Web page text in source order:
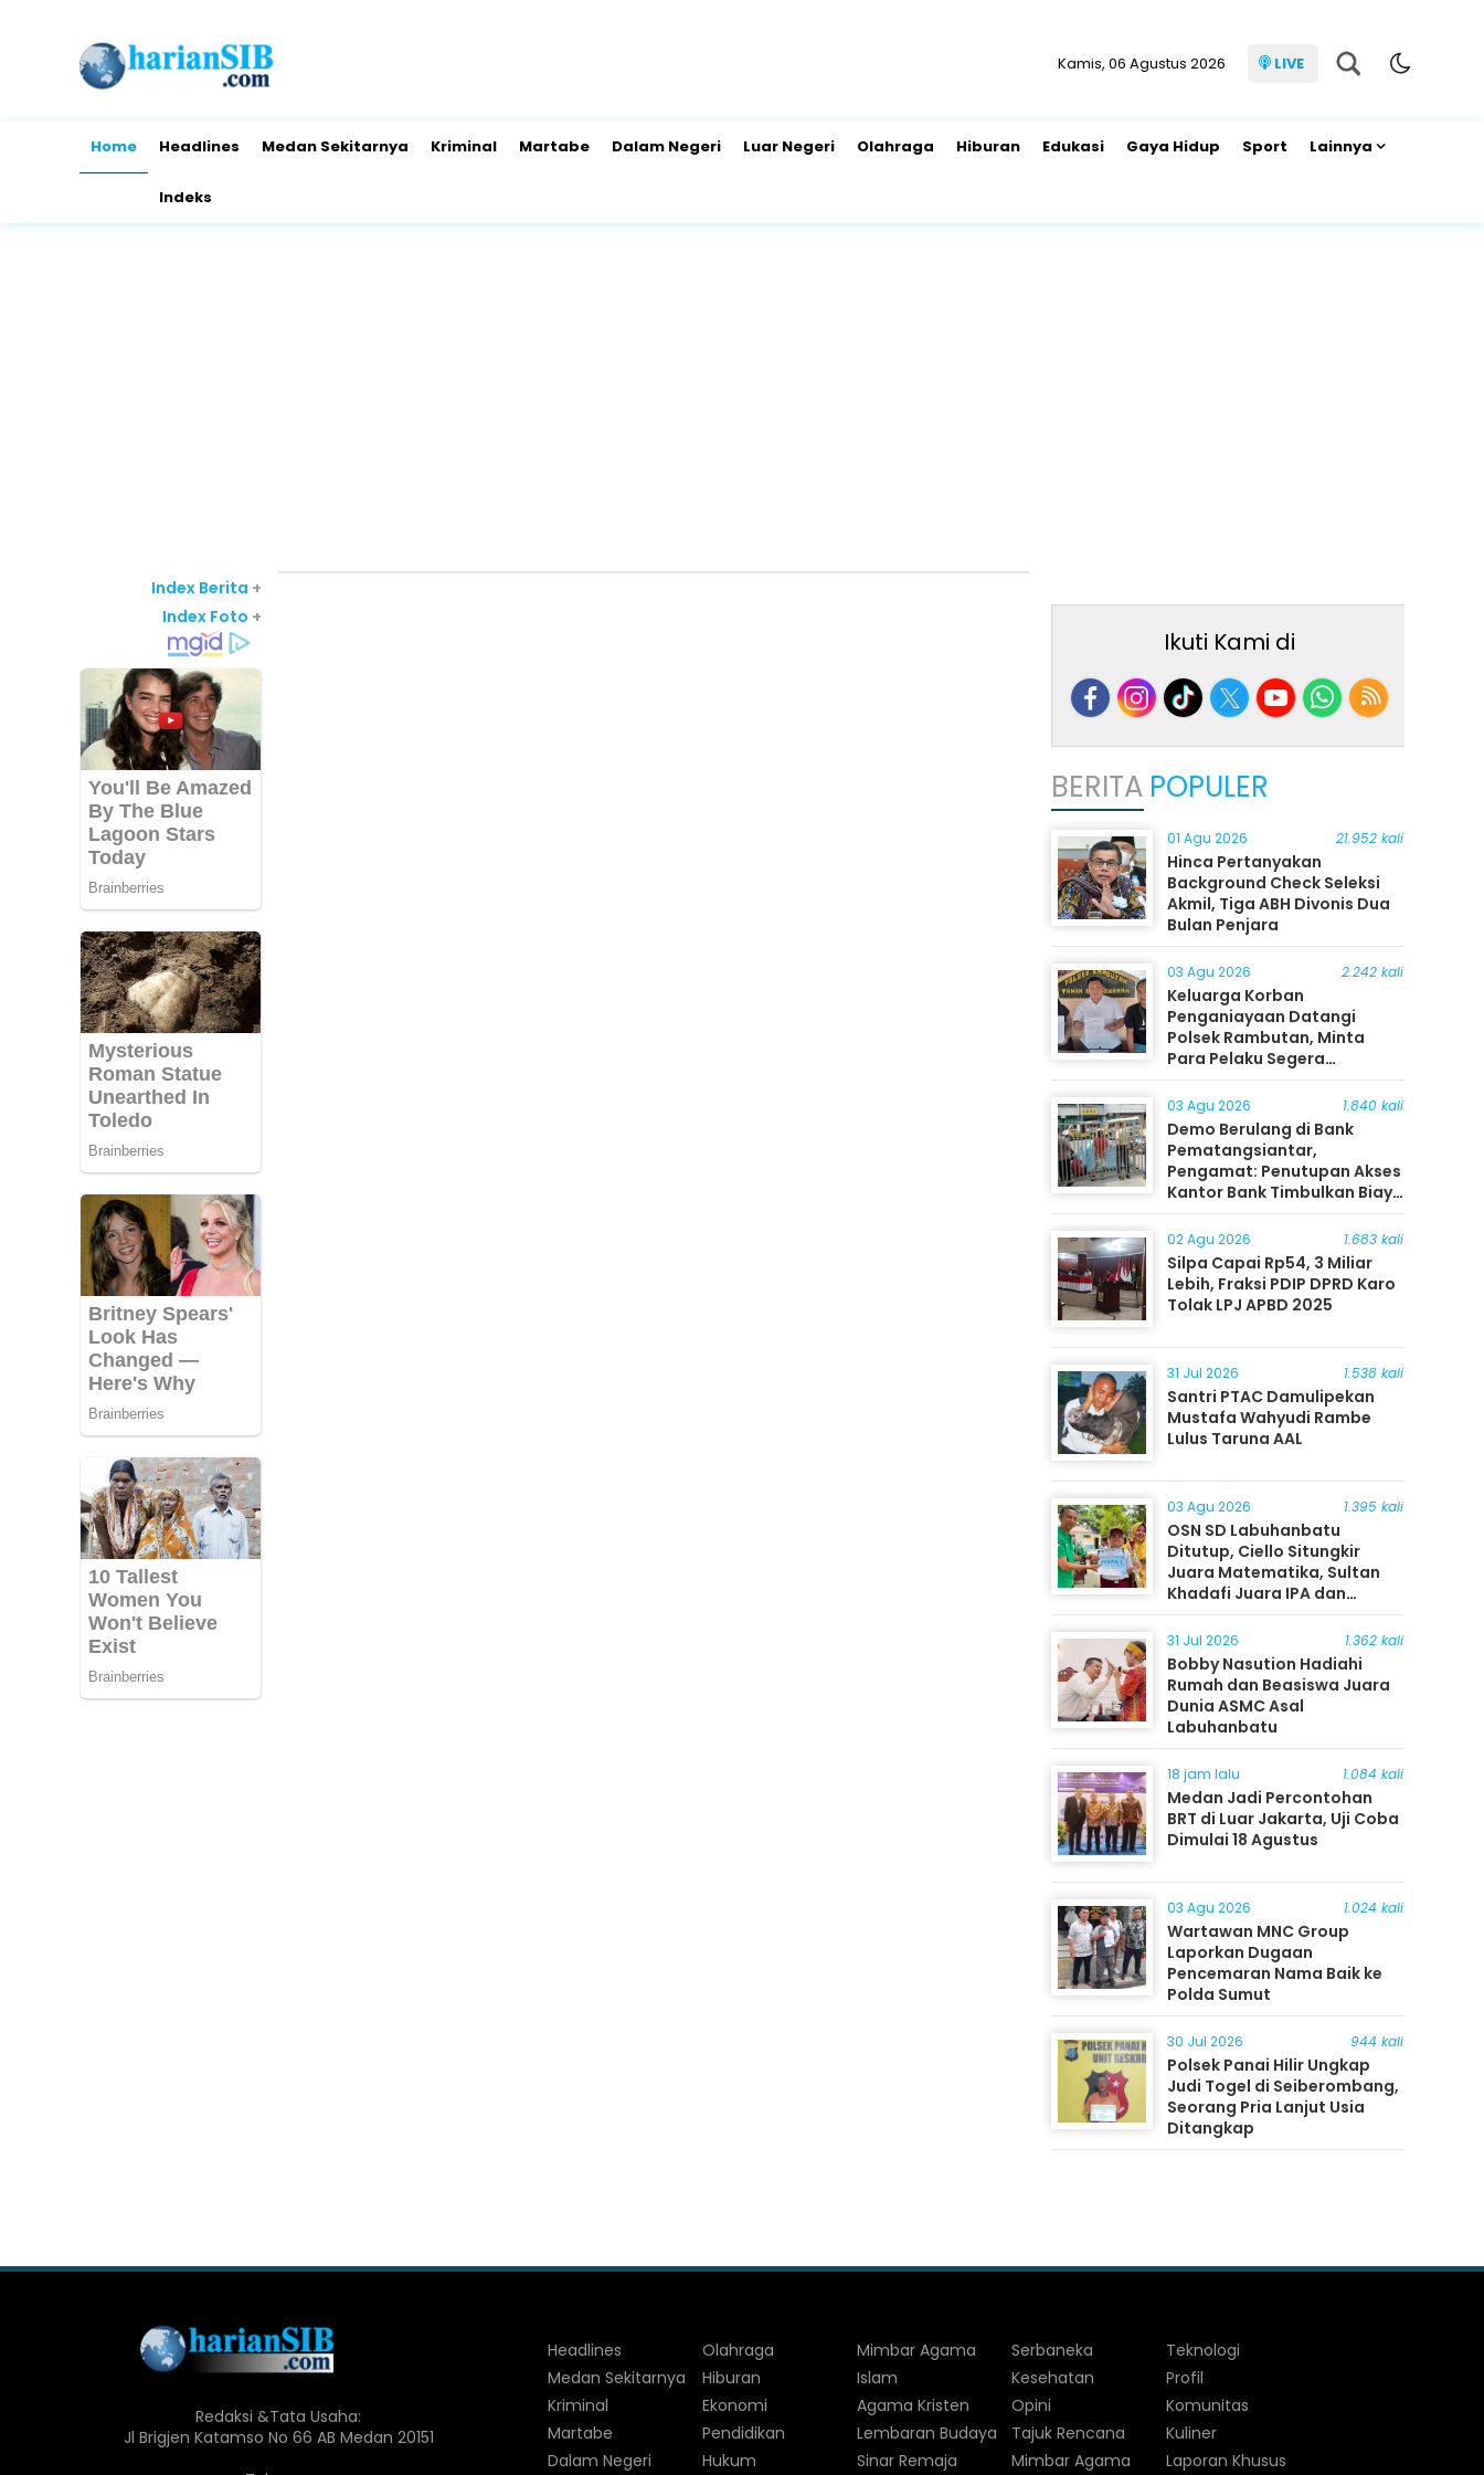
Kamis, 06 Agustus 2026 LIVE
Home Headlines Medan Sekitarnya Kriminal Martabe Dalam Negeri Luar Negeri Olahraga Hiburan Edukasi Gaya Hidup Sport Lainnya
Indeks
Index Berita +
Index Foto +
Ikuti Kami di
BERITA POPULER
01 Agu 2026 21.952 kali
Hinca Pertanyakan
Background Check Seleksi
Akmil, Tiga ABH Divonis Dua
Bulan Penjara
03 Agu 2026 2.242 kali
Keluarga Korban
Penganiayaan Datangi
Polsek Rambutan, Minta
Para Pelaku Segera
Ditangkap
03 Agu 2026 1.840 kali
Demo Berulang di Bank
Pematangsiantar,
Pengamat: Penutupan Akses
Kantor Bank Timbulkan Biaya
Ekonomi bagi Masyarakat
02 Agu 2026 1.683 kali
Silpa Capai Rp54, 3 Miliar
Lebih, Fraksi PDIP DPRD Karo
Tolak LPJ APBD 2025
31 Jul 2026 1.538 kali
Santri PTAC Damulipekan
Mustafa Wahyudi Rambe
Lulus Taruna AAL
03 Agu 2026 1.395 kali
OSN SD Labuhanbatu
Ditutup, Ciello Situngkir
Juara Matematika, Sultan
Khadafi Juara IPA dan
Timothy Rangkuti Juara IPS
31 Jul 2026 1.362 kali
Bobby Nasution Hadiahi
Rumah dan Beasiswa Juara
Dunia ASMC Asal
Labuhanbatu
18 jam lalu 1.084 kali
Medan Jadi Percontohan
BRT di Luar Jakarta, Uji Coba
Dimulai 18 Agustus
03 Agu 2026 1.024 kali
Wartawan MNC Group
Laporkan Dugaan
Pencemaran Nama Baik ke
Polda Sumut
30 Jul 2026 944 kali
Polsek Panai Hilir Ungkap
Judi Togel di Seiberombang,
Seorang Pria Lanjut Usia
Ditangkap
Redaksi &Tata Usaha:
Jl Brigjen Katamso No 66 AB Medan 20151
Headlines
Medan Sekitarnya
Kriminal
Martabe
Dalam Negeri
Olahraga
Hiburan
Ekonomi
Pendidikan
Hukum
Mimbar Agama
Islam
Agama Kristen
Lembaran Budaya
Sinar Remaja
Serbaneka
Kesehatan
Opini
Tajuk Rencana
Mimbar Agama
Teknologi
Profil
Komunitas
Kuliner
Laporan Khusus